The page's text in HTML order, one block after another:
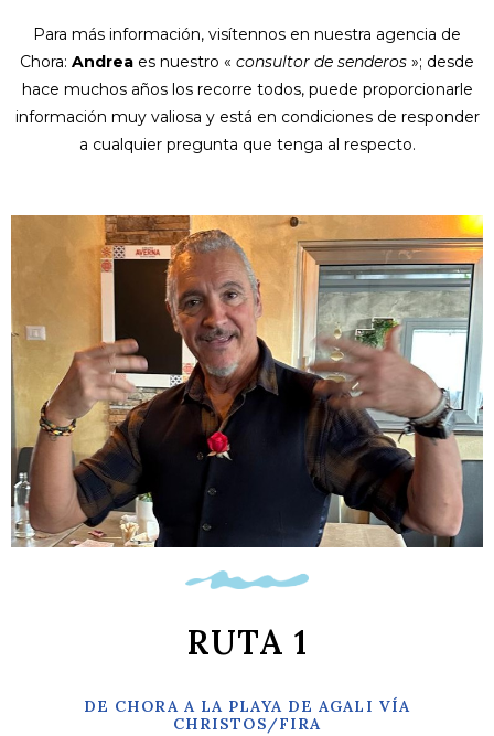
Para más información, visítennos en nuestra agencia de
Chora: Andrea es nuestro « consultor de senderos »; desde
hace muchos años los recorre todos, puede proporcionarle
información muy valiosa y está en condiciones de responder
a cualquier pregunta que tenga al respecto.
RUTA 1
DE CHORA A LA PLAYA DE AGALI VÍA
CHRISTOS/FIRA